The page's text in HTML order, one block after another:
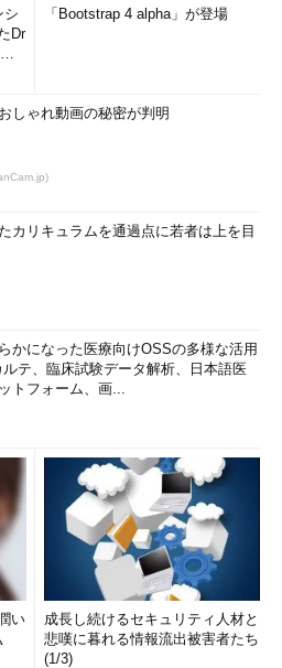
シ
Dr
「Bootstrap 4 alpha」が登場
しゃれ動画の秘密が判明
カリキュラムを通過点に若者は上を目
かになった医療向けOSSの多様な活用
テ、臨床試験データ解析、日本語医
トフォーム、画...
い
成長し続けるセキュリティ人材と
悲嘆に暮れる情報流出被害者たち
(1/3)